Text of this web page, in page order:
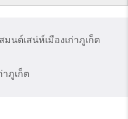
มนต์เสน่ห์เมืองเก่าภูเก็ต
าภูเก็ต